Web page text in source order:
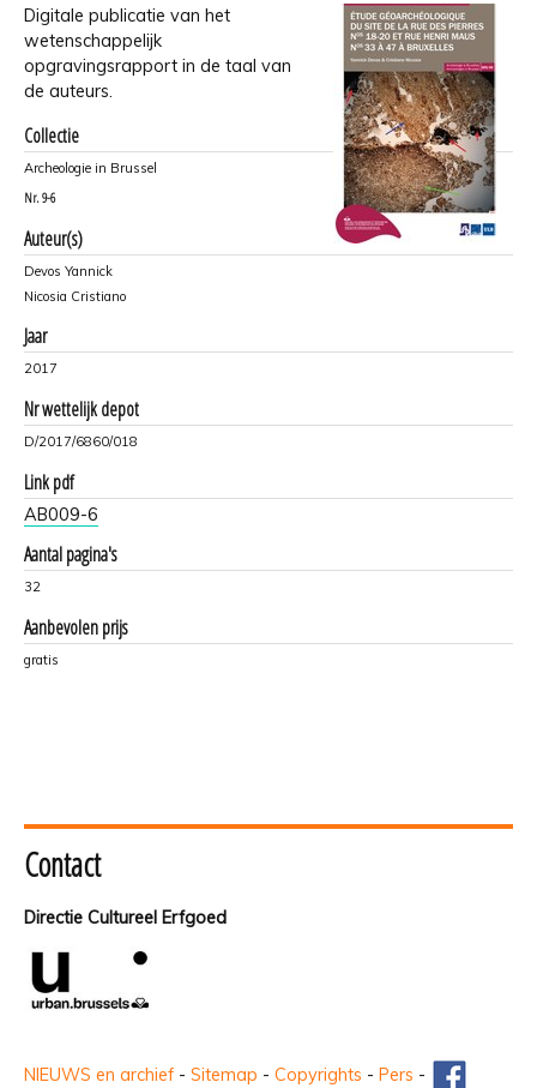
Digitale publicatie van het
wetenschappelijk
opgravingsrapport in de taal van
de auteurs.
Collectie
Archeologie in Brussel
Nr. 9-6
Auteur(s)
Devos Yannick
Nicosia Cristiano
Jaar
2017
Nr wettelijk depot
D/2017/6860/018
Link pdf
AB009-6
Aantal pagina's
32
Aanbevolen prijs
gratis
Contact
Directie Cultureel Erfgoed
NIEUWS en archief - Sitemap - Copyrights - Pers -